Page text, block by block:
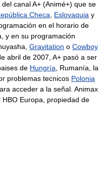
del canal A+ (Animé+) que se
Checa, Eslovaquia y
en el horario de
y en su programación
Gravitation o Cowboy
abril de 2007, A+ pasó a ser
de Hungría, Rumanía, la
problemas tecnicos Polonia
acceder a la señal. Animax
Europa, propiedad de